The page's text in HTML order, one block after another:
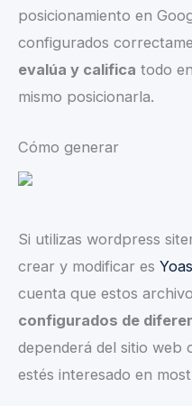
posicionamiento en
configurados
evalúa y califica todo
mismo posicionarla.
Cómo generar
Si utilizas wordpress
crear y modificar es
cuenta que estos
configurados de
dependerá del sitio web
estés interesado en